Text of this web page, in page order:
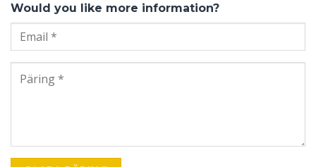
Would you like more information?